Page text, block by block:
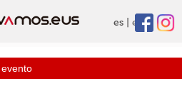
es eu